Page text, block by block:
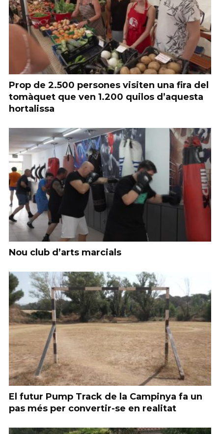
Prop de 2.500 persones visiten una fira del
tomàquet que ven 1.200 quilos d’aquesta
hortalissa
Nou club d’arts marcials
El futur Pump Track de la Campinya fa un
pas més per convertir-se en realitat